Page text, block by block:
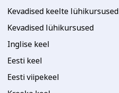
Kevadised keelte lühikursused
Kevadised lühikursused
Inglise keel
Eesti keel
Eesti viipekeel